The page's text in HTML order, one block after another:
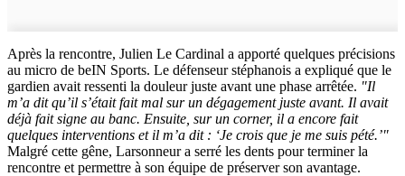
Après la rencontre, Julien Le Cardinal a apporté quelques précisions
au micro de beIN Sports. Le défenseur stéphanois a expliqué que le
gardien avait ressenti la douleur juste avant une phase arrêtée. "Il
m’a dit qu’il s’était fait mal sur un dégagement juste avant. Il avait
déjà fait signe au banc. Ensuite, sur un corner, il a encore fait
quelques interventions et il m’a dit : ‘Je crois que je me suis pété.’"
Malgré cette gêne, Larsonneur a serré les dents pour terminer la
rencontre et permettre à son équipe de préserver son avantage.